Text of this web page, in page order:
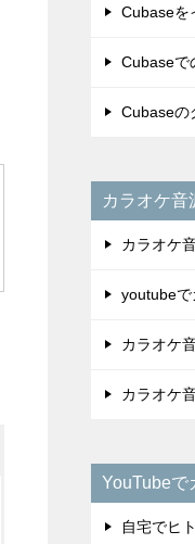
Cubaseを
Cubaseで
Cubaseの
カラオケ音
カラオケ
youtubeで
カラオケ
カラオケ
YouTubeで
自宅でヒ